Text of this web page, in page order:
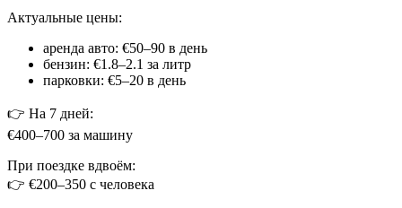
Актуальные цены:
аренда авто: €50–90 в день
бензин: €1.8–2.1 за литр
парковки: €5–20 в день
👉 На 7 дней:
€400–700 за машину
При поездке вдвоём:
👉 €200–350 с человека